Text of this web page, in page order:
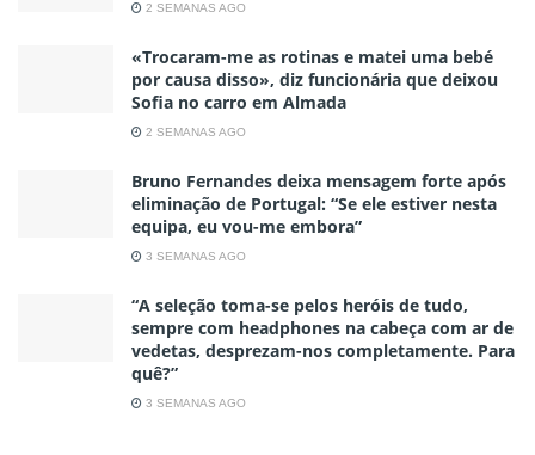
2 SEMANAS AGO
«Trocaram-me as rotinas e matei uma bebé
por causa disso», diz funcionária que deixou
Sofia no carro em Almada
2 SEMANAS AGO
Bruno Fernandes deixa mensagem forte após
eliminação de Portugal: “Se ele estiver nesta
equipa, eu vou-me embora”
3 SEMANAS AGO
“A seleção toma-se pelos heróis de tudo,
sempre com headphones na cabeça com ar de
vedetas, desprezam-nos completamente. Para
quê?”
3 SEMANAS AGO